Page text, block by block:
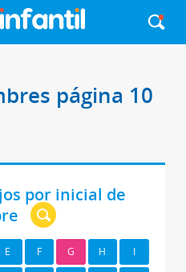
página 10
por inicial de
E F G H I